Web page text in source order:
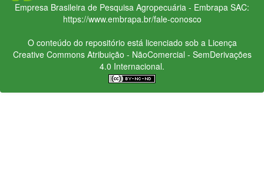
Empresa Brasileira de Pesquisa Agropecuária - Embrapa SAC:
https://www.embrapa.br/fale-conosco
O conteúdo do repositório está licenciado sob a Licença
Creative CommonsAtribuição - NãoComercial - SemDerivações
4.0 Internacional.